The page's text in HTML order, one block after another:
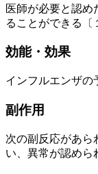
医師が必要と認め
ることができる〔
効能・効果
インフルエンザの
副作用
次の副反応があら
い、異常が認めら